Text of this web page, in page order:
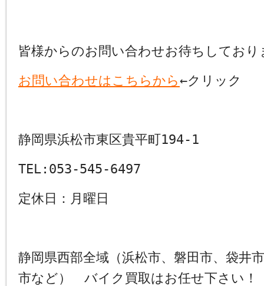
皆様からのお問い合わせお待ちしており
お問い合わせはこちらから←クリック
静岡県浜松市東区貴平町194-1
TEL:053-545-6497
定休日：月曜日
静岡県西部全域（浜松市、磐田市、袋井
市など） バイク買取はお任せ下さい！